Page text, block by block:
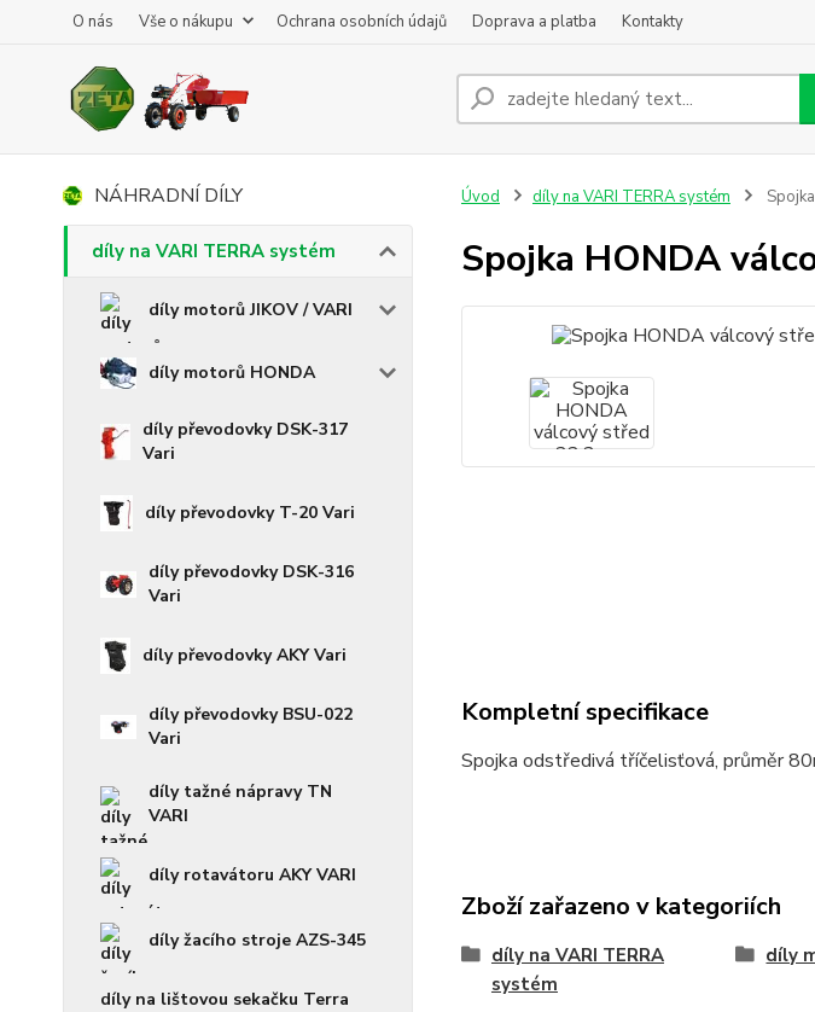
O nás Vše o nákupu Ochrana osobních údajů Doprava a platba Kontakty
NÁHRADNÍ DÍLY
díly na VARI TERRA systém
díly motorů JIKOV / VARI
díly motorů HONDA
díly převodovky DSK-317
Vari
díly převodovky T-20 Vari
díly převodovky DSK-316
Vari
díly převodovky AKY Vari
díly převodovky BSU-022
Vari
díly tažné nápravy TN
VARI
díly rotavátoru AKY VARI
díly žacího stroje AZS-345
díly na lištovou sekačku Terra
Úvod díly na VARI TERRA systém
Spojka HONDA
Kompletní specifikace
Spojka odstředivá tříčelisťová, průměr
Zboží zařazeno v kategoriích
díly na VARI TERRA
systém
díly